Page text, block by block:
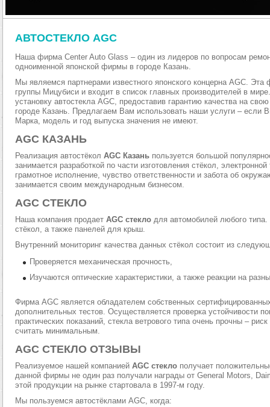
АВТОСТЕКЛО AGC
Наша фирма Center Auto Glass – один из лидеров по вопросам
одноименной японской фирмы в городе Казань.
Мы являемся партнерами известного японского концерна AGC.
группы Мицубиси и входит в список главных производителей в
установку автостекла AGC, предоставив гарантию качества на
городе Казань. Предлагаем Вам использовать наши услуги – если
Марка, модель и год выпуска значения не имеют.
AGC КАЗАНЬ
Реализация автостёкол AGC Казань пользуется большой
занимается разработкой по части изготовления стёкол,
грамотное исполнение, чувство ответственности и забота об
занимается своим международным бизнесом.
AGC СТЕКЛО
Наша компания продает AGC стекло для автомобилей любого
стёкол, а также панелей для крыш.
Внутренний мониторинг качества данных стёкол состоит из
Проверяется механическая прочность,
Изучаются оптические характеристики, а также реакции на
Фирма AGC является обладателем собственных
дополнительных тестов. Осуществляется проверка устойчивости
практических показаний, стекла ветрового типа очень прочны –
считать минимальным.
AGC СТЕКЛО ОТЗЫВЫ
Реализуемое нашей компанией AGC стекло получает
данной фирмы не один раз получали награды от General Motors,
этой продукции на рынке стартовала в 1997-м году.
Мы пользуемся автостёклами AGC, когда: